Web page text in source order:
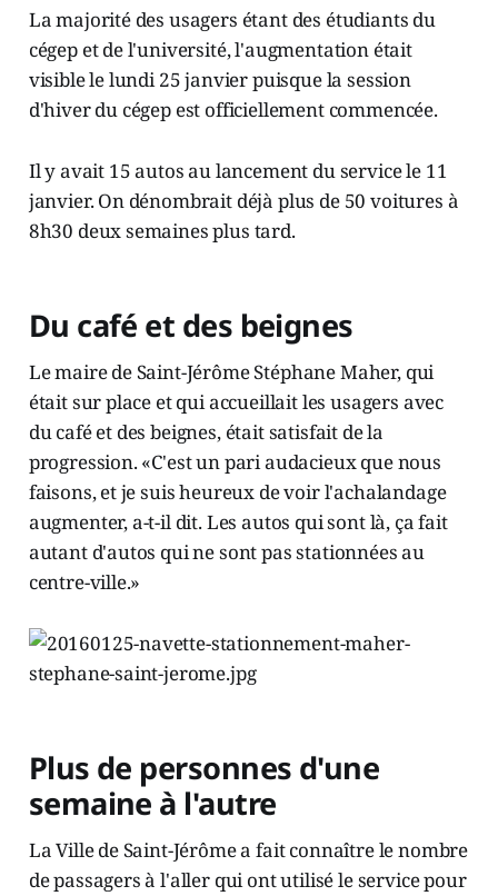
La majorité des usagers étant des étudiants du
cégep et de l'université, l'augmentation était
visible le lundi 25 janvier puisque la session
d'hiver du cégep est officiellement commencée.
Il y avait 15 autos au lancement du service le 11
janvier. On dénombrait déjà plus de 50 voitures à
8h30 deux semaines plus tard.
Du café et des beignes
Le maire de Saint-Jérôme Stéphane Maher, qui
était sur place et qui accueillait les usagers avec
du café et des beignes, était satisfait de la
progression. «C'est un pari audacieux que nous
faisons, et je suis heureux de voir l'achalandage
augmenter, a-t-il dit. Les autos qui sont là, ça fait
autant d'autos qui ne sont pas stationnées au
centre-ville.»
Plus de personnes d'une
semaine à l'autre
La Ville de Saint-Jérôme a fait connaître le nombre
de passagers à l'aller qui ont utilisé le service pour